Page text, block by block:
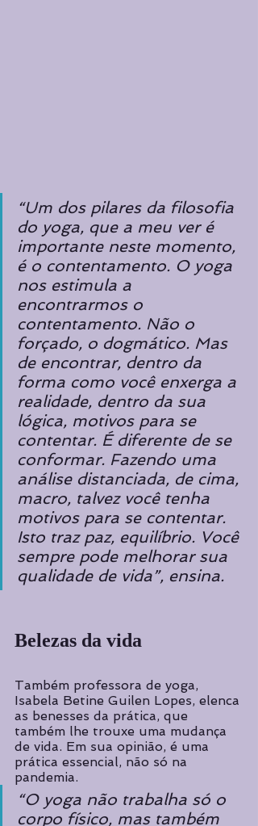
“Um dos pilares da filosofia
do yoga, que a meu ver é
importante neste momento,
é o contentamento. O yoga
nos estimula a
encontrarmos o
contentamento. Não o
forçado, o dogmático. Mas
de encontrar, dentro da
forma como você enxerga a
realidade, dentro da sua
lógica, motivos para se
contentar. É diferente de se
conformar. Fazendo uma
análise distanciada, de cima,
macro, talvez você tenha
motivos para se contentar.
Isto traz paz, equilíbrio. Você
sempre pode melhorar sua
qualidade de vida”, ensina.
Belezas da vida
Também professora de yoga,
Isabela Betine Guilen Lopes, elenca
as benesses da prática, que
também lhe trouxe uma mudança
de vida. Em sua opinião, é uma
prática essencial, não só na
pandemia.
“O yoga não trabalha só o
corpo físico, mas também